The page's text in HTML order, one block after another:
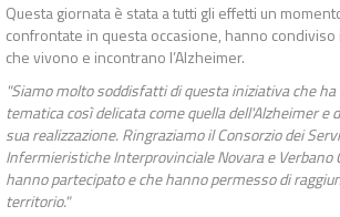
Questa giornata è stata a tutti gli effetti un
confrontate in questa occasione, hanno
che vivono e incontrano l’Alzheimer.
"Siamo molto soddisfatti di questa iniziativa che
tematica così delicata come quella dell'Alzheimer
sua realizzazione. Ringraziamo il Consorzio dei
Infermieristiche Interprovinciale Novara e
hanno partecipato e che hanno permesso di
territorio."